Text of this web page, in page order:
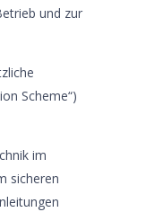
und zur
Scheme“)
im
sicheren